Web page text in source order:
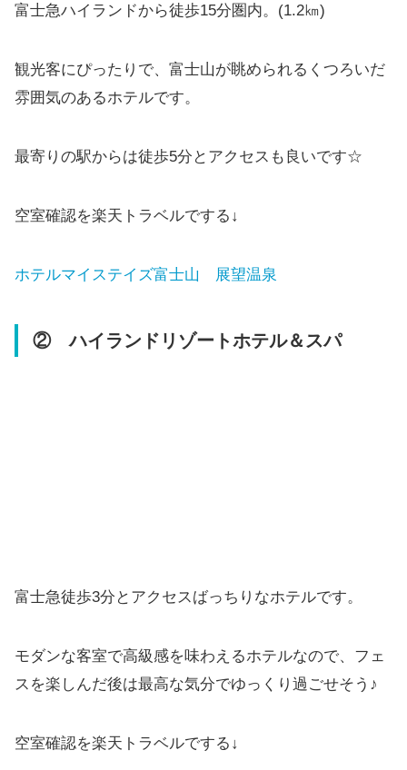
富士急ハイランドから徒歩15分圏内。(1.2㎞)
観光客にぴったりで、富士山が眺められるくつろいだ
雰囲気のあるホテルです。
最寄りの駅からは徒歩5分とアクセスも良いです☆
空室確認を楽天トラベルでする↓
ホテルマイステイズ富士山 展望温泉
② ハイランドリゾートホテル＆スパ
富士急徒歩3分とアクセスばっちりなホテルです。
モダンな客室で高級感を味わえるホテルなので、フェ
スを楽しんだ後は最高な気分でゆっくり過ごせそう♪
空室確認を楽天トラベルでする↓